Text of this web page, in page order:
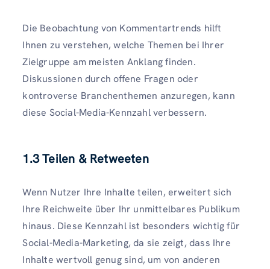
Die Beobachtung von Kommentartrends hilft
Ihnen zu verstehen, welche Themen bei Ihrer
Zielgruppe am meisten Anklang finden.
Diskussionen durch offene Fragen oder
kontroverse Branchenthemen anzuregen, kann
diese Social-Media-Kennzahl verbessern.
1.3 Teilen & Retweeten
Wenn Nutzer Ihre Inhalte teilen, erweitert sich
Ihre Reichweite über Ihr unmittelbares Publikum
hinaus. Diese Kennzahl ist besonders wichtig für
Social-Media-Marketing, da sie zeigt, dass Ihre
Inhalte wertvoll genug sind, um von anderen